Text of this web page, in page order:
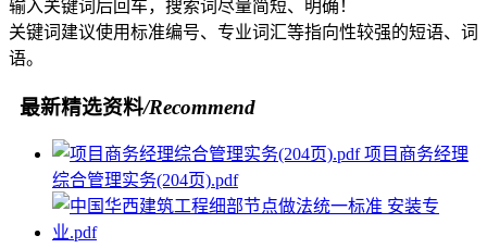
输入关键词后回车，搜索词尽量简短、明确！
关键词建议使用标准编号、专业词汇等指向性较强的短语、词
语。
最新精选资料/Recommend
项目商务经理
综合管理实务(204页).pdf